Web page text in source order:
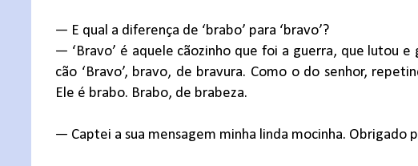
— E qual a diferença de ‘brabo’ para ‘bravo’?
— ‘Bravo’ é aquele cãozinho que foi a guerra, que lutou e
cão ‘Bravo’, bravo, de bravura. Como o do senhor,
Ele é brabo. Brabo, de brabeza.
— Captei a sua mensagem minha linda mocinha. Obrigado